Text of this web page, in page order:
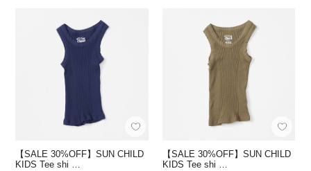
【SALE 30%OFF】SUN CHILD
KIDS Tee shi …
【SALE 30%OFF】SUN CHILD
KIDS Tee shi …